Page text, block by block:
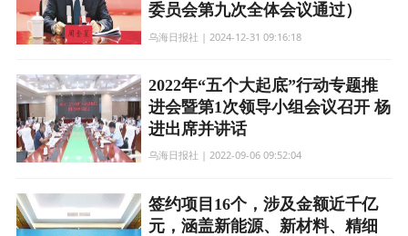
委员会第九次全体会议通过）
乌海日报社 | 2024-12-31 09:16:18
2022年“五个大起底”行动专题推
进会暨第1次领导小组会议召开 杨
进出席并讲话
乌海日报社 | 2022-09-06 09:52:04
签约项目16个，涉及金额近千亿
元，涵盖新能源、新材料、精细